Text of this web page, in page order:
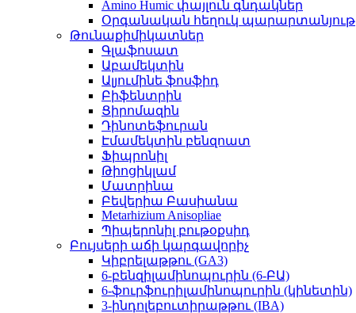
Amino Humic փայլուն գնդակներ
Օրգանական հեղուկ պարարտանյութ
Թունաքիմիկատներ
Գլաֆոսատ
Աբամեկտին
Ալյումինե ֆոսֆիդ
Բիֆենտրին
Ցիրոմազին
Դինոտեֆուրան
Էմամեկտին բենզոատ
Ֆիպրոնիլ
Թիոցիկլամ
Մատրինա
Բեվերիա Բասիանա
Metarhizium Anisopliae
Պիպերոնիլ բութօքսիդ
Բույսերի աճի կարգավորիչ
Կիբրելաթթու (GA3)
6-բենզիլամինոպուրին (6-ԲԱ)
6-ֆուրֆուրիլամինոպուրին (կինետին)
3-ինդոլեբուտիրաթթու (IBA)